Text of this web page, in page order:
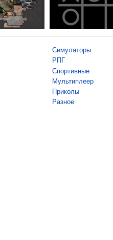
Симуляторы
РПГ
Спортивные
Мультиплеер
Приколы
Разное